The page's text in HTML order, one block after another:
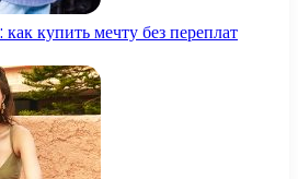
купить мечту без переплат